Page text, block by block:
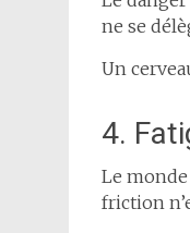
ne se
Un
4.
Le
friction